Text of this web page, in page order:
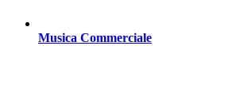
Musica Commerciale